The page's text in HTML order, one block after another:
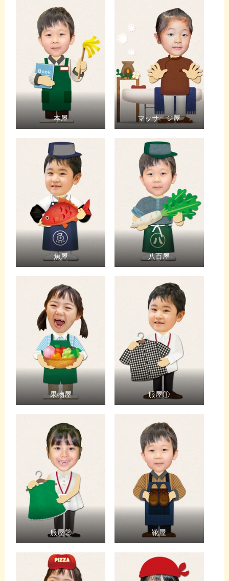
本屋 マッサージ屋
魚屋 八百屋
果物屋 服屋①
服屋② 靴屋